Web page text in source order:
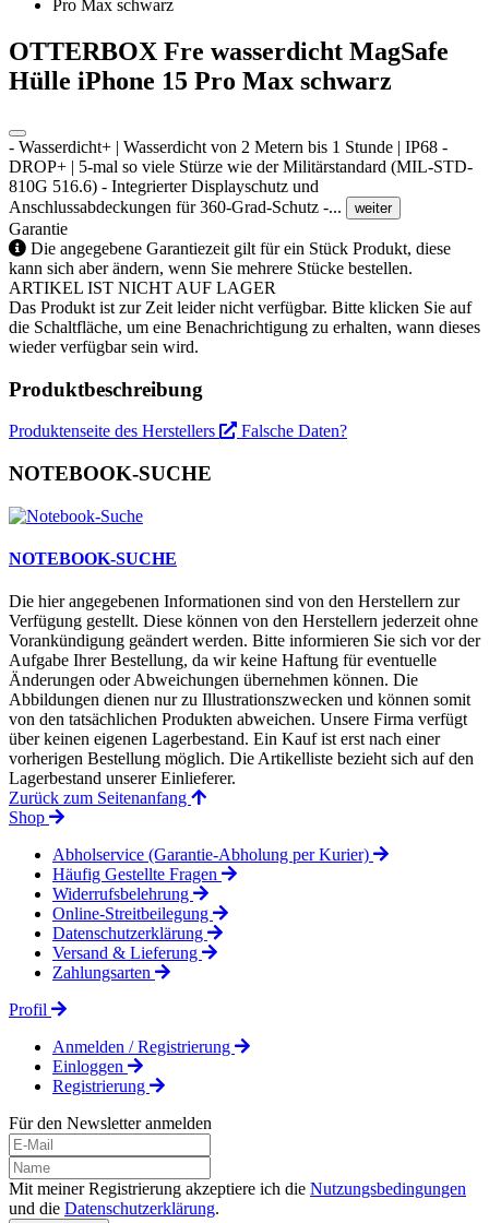
OTTERBOX Fre wasserdicht MagSafe
Hülle iPhone 15 Pro Max schwarz
- Wasserdicht+ | Wasserdicht von 2 Metern bis 1 Stunde | IP68 -
DROP+ | 5-mal so viele Stürze wie der Militärstandard (MIL-STD-
810G 516.6) - Integrierter Displayschutz und
Anschlussabdeckungen für 360-Grad-Schutz -...
weiter
Garantie
Die angegebene Garantiezeit gilt für ein Stück Produkt, diese
kann sich aber ändern, wenn Sie mehrere Stücke bestellen.
ARTIKEL IST NICHT AUF LAGER
Das Produkt ist zur Zeit leider nicht verfügbar. Bitte klicken Sie auf
die Schaltfläche, um eine Benachrichtigung zu erhalten, wann dieses
wieder verfügbar sein wird.
Produktbeschreibung
Produktenseite des Herstellers Falsche Daten?
NOTEBOOK-SUCHE
NOTEBOOK-SUCHE
Die hier angegebenen Informationen sind von den Herstellern zur
Verfügung gestellt. Diese können von den Herstellern jederzeit ohne
Vorankündigung geändert werden. Bitte informieren Sie sich vor der
Aufgabe Ihrer Bestellung, da wir keine Haftung für eventuelle
Änderungen oder Abweichungen übernehmen können. Die
Abbildungen dienen nur zu Illustrationszwecken und können somit
von den tatsächlichen Produkten abweichen. Unsere Firma verfügt
über keinen eigenen Lagerbestand. Ein Kauf ist erst nach einer
vorherigen Bestellung möglich. Die Artikelliste bezieht sich auf den
Lagerbestand unserer Einlieferer.
Zurück zum Seitenanfang
Shop
Abholservice (Garantie-Abholung per Kurier)
Häufig Gestellte Fragen
Widerrufsbelehrung
Online-Streitbeilegung
Datenschutzerklärung
Versand & Lieferung
Zahlungsarten
Profil
Anmelden / Registrierung
Einloggen
Registrierung
Für den Newsletter anmelden
Mit meiner Registrierung akzeptiere ich die Nutzungsbedingungen
und die Datenschutzerklärung.